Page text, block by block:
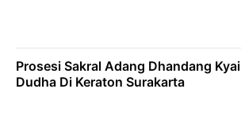
Prosesi Sakral Adang Dhandang Kyai
Dudha Di Keraton Surakarta